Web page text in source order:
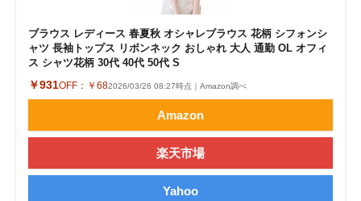
ブラウス レディース 春夏秋 オシャレブラウス 花柄 シフォンシ
ャツ 長袖トップス リボンネック おしゃれ 大人 通勤 OL オフィ
ス シャツ花柄 30代 40代 50代 S
￥931OFF： ￥682026/03/26 08:27時点｜Amazon調べ
Amazon
楽天市場
Yahoo